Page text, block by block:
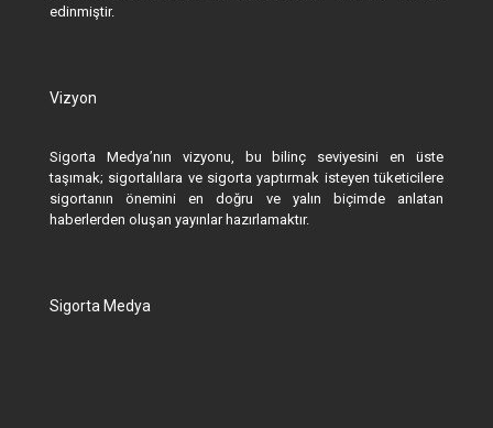
edinmiştir.
Vizyon
Sigorta Medya’nın vizyonu, bu bilinç seviyesini en üste
taşımak; sigortalılara ve sigorta yaptırmak isteyen tüketicilere
sigortanın önemini en doğru ve yalın biçimde anlatan
haberlerden oluşan yayınlar hazırlamaktır.
Sigorta Medya